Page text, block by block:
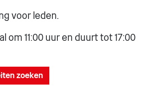
voor leden.
om 11:00 uur en duurt tot 17:00
zoeken